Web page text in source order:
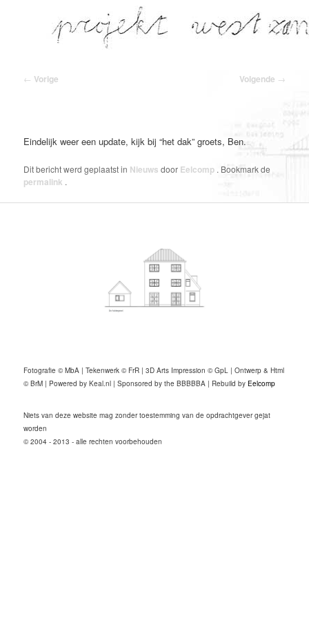
Bericht
← Vorige Volgende →
Eindelijk weer een update, kijk bij “het dak” groets, Ben.
Dit bericht werd geplaatst in Nieuws door Eelcomp . Bookmark de
permalink .
Fotografie © MbA | Tekenwerk © FrR | 3D Arts Impression © GpL | Ontwerp & Html
© BrM | Powered by Keal.nl | Sponsored by the BBBBBA | Rebuild byEelcomp
Niets van deze website mag zonder toestemming van de opdrachtgever gejat
worden
© 2004 - 2013 - alle rechten voorbehouden